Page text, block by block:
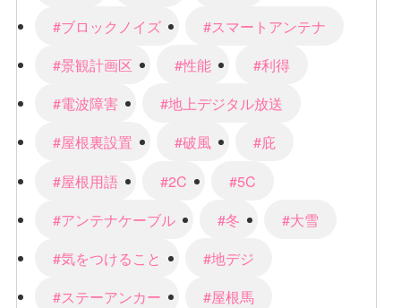
#ブロックノイズ
#スマートアンテナ
#景観計画区
#性能
#利得
#電波障害
#地上デジタル放送
#屋根裏設置
#破風
#庇
#屋根用語
#2C
#5C
#アンテナケーブル
#冬
#大雪
#気をつけること
#地デジ
#ステーアンカー
#屋根馬